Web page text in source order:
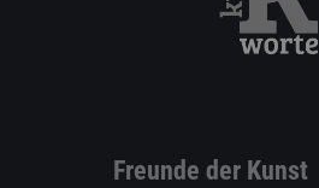
Freunde der Kunst